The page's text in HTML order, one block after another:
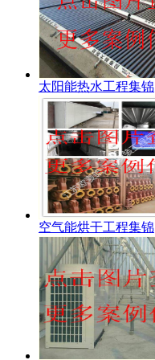
太阳能热水工程集锦
空气能烘干工程集锦